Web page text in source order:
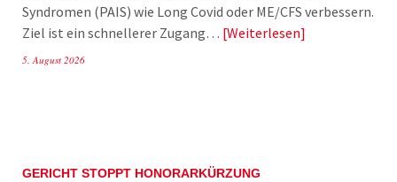
Syndromen (PAIS) wie Long Covid oder ME/CFS verbessern.
Ziel ist ein schnellerer Zugang… Weiterlesen
5. August 2026
GERICHT STOPPT HONORARKÜRZUNG